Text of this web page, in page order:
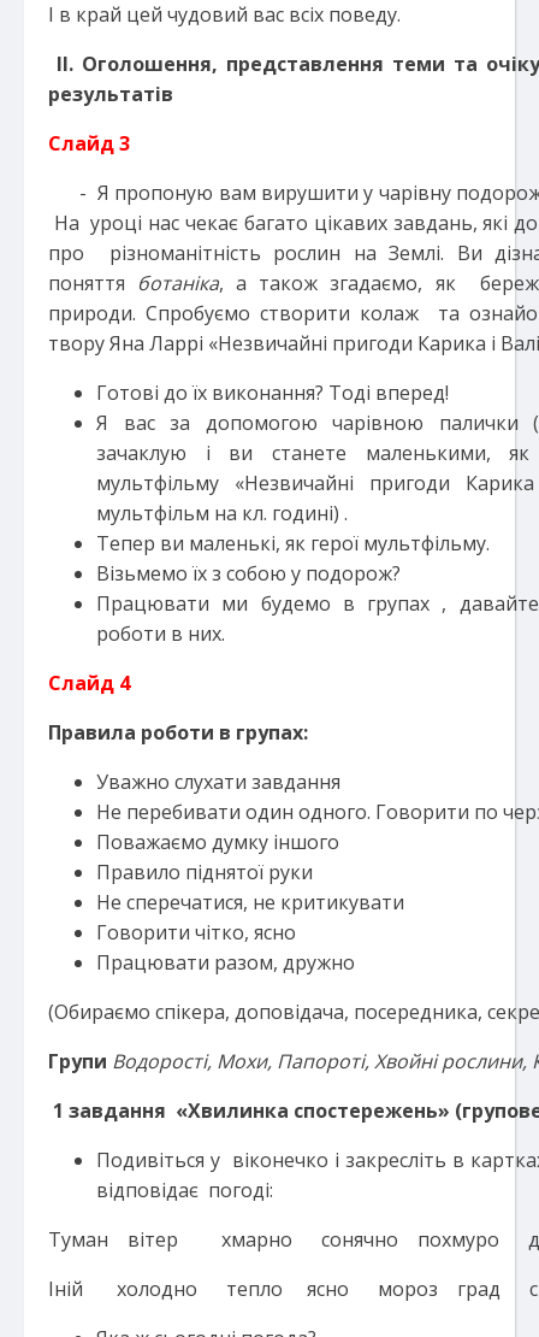
І в край цей чудовий вас всіх поведу.
ІІ. Оголошення, представлення теми та
результатів
Слайд 3
- Я пропоную вам вирушити у чарівну подорож
На уроці нас чекає багато цікавих завдань, які
про різноманітність рослин на Землі. Ви
поняття ботаніка, а також згадаємо, як
природи. Спробуємо створити колаж та
твору Яна Ларрі «Незвичайні пригоди Карика і
Готові до їх виконання? Тоді вперед!
Я вас за допомогою чарівною палички
зачаклую і ви станете маленькими,
мультфільму «Незвичайні пригоди
мультфільм на кл. годині) .
Тепер ви маленькі, як герої мультфільму.
Візьмемо їх з собою у подорож?
Працювати ми будемо в групах ,
роботи в них.
Слайд 4
Правила роботи в групах:
Уважно слухати завдання
Не перебивати один одного. Говорити по
Поважаємо думку іншого
Правило піднятої руки
Не сперечатися, не критикувати
Говорити чітко, ясно
Працювати разом, дружно
(Обираємо спікера, доповідача, посередника,
Групи Водорості, Мохи, Папороті, Хвойні рослини,
1 завдання «Хвилинка спостережень»
Подивіться у віконечко і закресліть в
відповідає погоді:
Туман вітер хмарно сонячно похмуро
Іній холодно тепло ясно мороз град